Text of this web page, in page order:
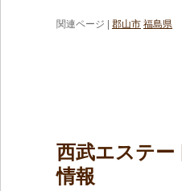
関連ページ | 郡山市 福島県
西武エステー
情報